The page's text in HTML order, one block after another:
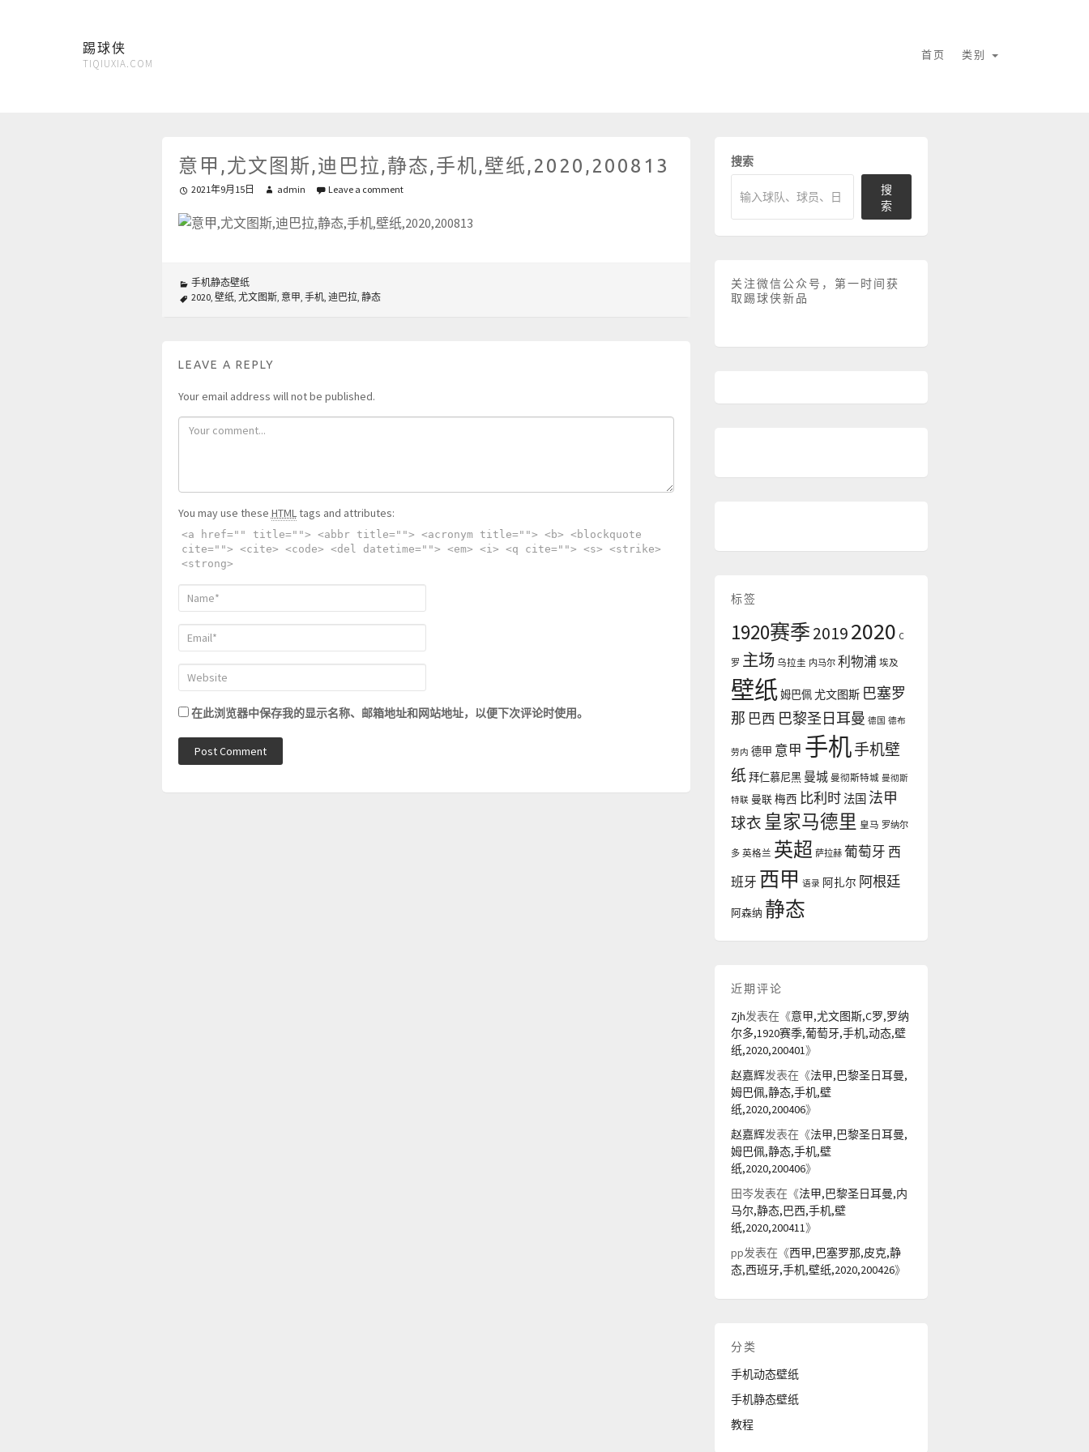
踢球侠
TIQIUXIA.COM
首页 类别
意甲,尤文图斯,迪巴拉,静态,手机,壁纸,2020,200813
2021年9月15日 admin Leave a comment
手机静态壁纸
2020, 壁纸, 尤文图斯, 意甲, 手机, 迪巴拉, 静态
LEAVE A REPLY
Your email address will not be published.
You may use these HTMLtags and attributes:
<a href="" title=""> <abbr title=""> <acronym title=""> <b> <blockquote
cite=""> <cite> <code> <del datetime=""> <em> <i> <q cite=""> <s> <strike>
<strong>
在此浏览器中保存我的显示名称、邮箱地址和网站地址，以便下次评论时使用。
搜索
搜
索
关注微信公众号，第一时间获
取踢球侠新品
标签
1920赛季20192020 C
罗 主场 乌拉圭 内马尔 利物浦 埃及
壁纸姆巴佩尤文图斯 巴塞罗
那 巴西 巴黎圣日耳曼 德国 德布
劳内 德甲 意甲 手机手机壁
纸拜仁慕尼黑 曼城 曼彻斯特城 曼彻斯
特联 曼联梅西 比利时法国 法甲
球衣 皇家马德里 皇马 罗纳尔
多 英格兰 英超 萨拉赫 葡萄牙 西
班牙 西甲 语录 阿扎尔 阿根廷
阿森纳 静态
近期评论
Zjh发表在《意甲,尤文图斯,C罗,罗纳
尔多,1920赛季,葡萄牙,手机,动态,壁
纸,2020,200401》
赵嘉辉发表在《法甲,巴黎圣日耳曼,
姆巴佩,静态,手机,壁
纸,2020,200406》
赵嘉辉发表在《法甲,巴黎圣日耳曼,
姆巴佩,静态,手机,壁
纸,2020,200406》
田岑发表在《法甲,巴黎圣日耳曼,内
马尔,静态,巴西,手机,壁
纸,2020,200411》
pp发表在《西甲,巴塞罗那,皮克,静
态,西班牙,手机,壁纸,2020,200426》
分类
手机动态壁纸
手机静态壁纸
教程